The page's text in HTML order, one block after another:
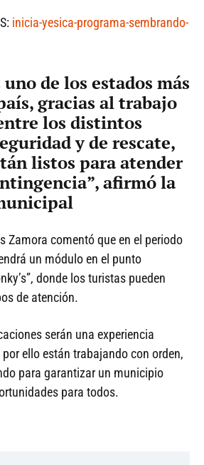
inicia-yesica-programa-sembrando-
de los estados más
gracias al trabajo
los distintos
y de rescate,
listos para atender
afirmó la
Zamora comentó que en el periodo
un módulo en el punto
donde los turistas pueden
de atención.
serán una experiencia
ello están trabajando con orden,
para garantizar un municipio
para todos.